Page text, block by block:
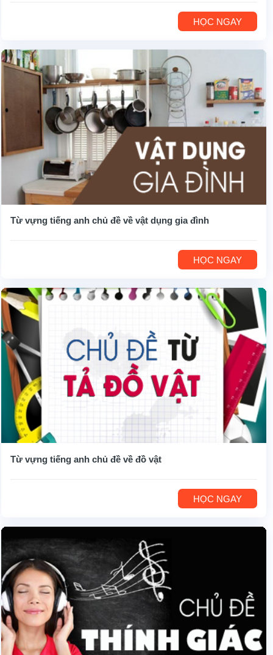
HỌC NGAY
Từ vựng tiếng anh chủ đề về vật dụng gia đình
HỌC NGAY
Từ vựng tiếng anh chủ đề về đồ vật
HỌC NGAY